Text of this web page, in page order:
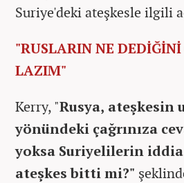
Suriye'deki ateşkesle ilgili
"RUSLARIN NE
LAZIM"
Kerry, "Rusya, ateşkesin
yönündeki çağrınıza
yoksa Suriyelilerin
ateşkes bitti mi?"